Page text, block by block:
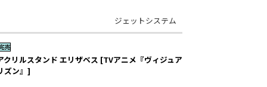
ジェットシステム
クリルスタンド エリザベス [TVアニメ『ヴィジュア
ズン』]